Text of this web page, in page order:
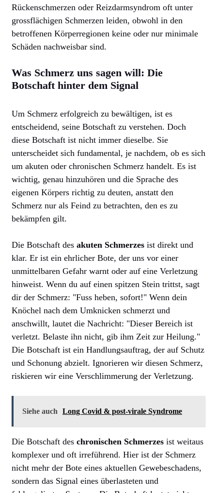
Rückenschmerzen oder Reizdarmsyndrom oft unter
grossflächigen Schmerzen leiden, obwohl in den
betroffenen Körperregionen keine oder nur minimale
Schäden nachweisbar sind.
Was Schmerz uns sagen will: Die
Botschaft hinter dem Signal
Um Schmerz erfolgreich zu bewältigen, ist es
entscheidend, seine Botschaft zu verstehen. Doch
diese Botschaft ist nicht immer dieselbe. Sie
unterscheidet sich fundamental, je nachdem, ob es sich
um akuten oder chronischen Schmerz handelt. Es ist
wichtig, genau hinzuhören und die Sprache des
eigenen Körpers richtig zu deuten, anstatt den
Schmerz nur als Feind zu betrachten, den es zu
bekämpfen gilt.
Die Botschaft des akuten Schmerzes ist direkt und
klar. Er ist ein ehrlicher Bote, der uns vor einer
unmittelbaren Gefahr warnt oder auf eine Verletzung
hinweist. Wenn du auf einen spitzen Stein trittst, sagt
dir der Schmerz: "Fuss heben, sofort!" Wenn dein
Knöchel nach dem Umknicken schmerzt und
anschwillt, lautet die Nachricht: "Dieser Bereich ist
verletzt. Belaste ihn nicht, gib ihm Zeit zur Heilung."
Die Botschaft ist ein Handlungsauftrag, der auf Schutz
und Schonung abzielt. Ignorieren wir diesen Schmerz,
riskieren wir eine Verschlimmerung der Verletzung.
Siehe auch Long Covid & post-virale Syndrome
Die Botschaft des chronischen Schmerzes ist weitaus
komplexer und oft irreführend. Hier ist der Schmerz
nicht mehr der Bote eines aktuellen Gewebeschadens,
sondern das Signal eines überlasteten und